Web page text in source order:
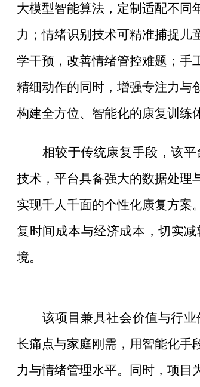
大模型智能算法，定制适配不同
力；情绪识别技术可精准捕捉儿
学干预，改善情绪管控难题；手
精细动作的同时，增强专注力与
构建全方位、智能化的康复训练
相较于传统康复手段，该
技术，平台具备强大的数据处理
实现千人千面的个性化康复方案
复时间成本与经济成本，切实
境。
该项目兼具社会价值与行
长痛点与家庭刚需，用智能化手
力与情绪管理水平。同时，项目